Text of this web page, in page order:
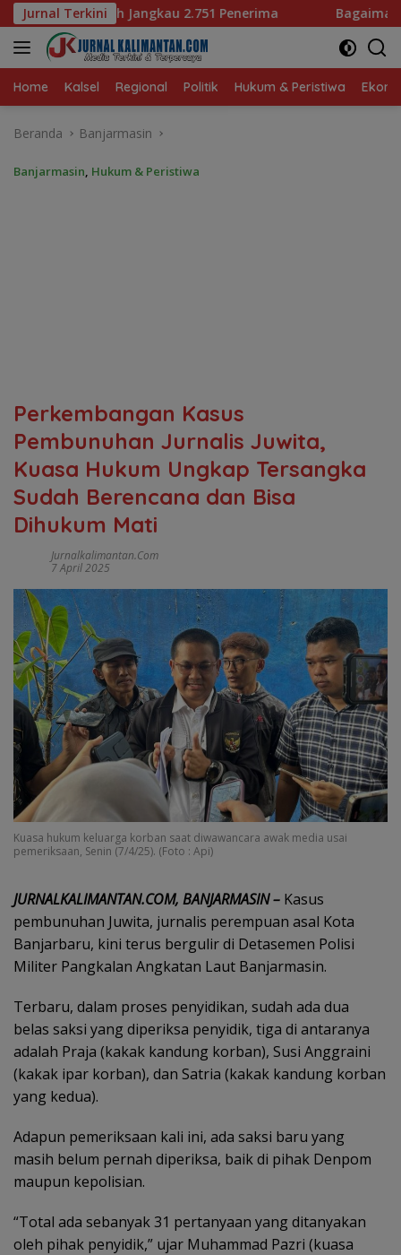
Langsung
ke
konten
Jurnal Terkini
Penerima Bagaimana KIP Hadapi Deepfake dan
Home Kalsel Regional Politik Hukum & Peristiwa
Beranda Banjarmasin
Banjarmasin, Hukum & Peristiwa
Perkembangan Kasus
Pembunuhan Jurnalis Juwita,
Kuasa Hukum Ungkap Tersangka
Sudah Berencana dan Bisa
Dihukum Mati
Jurnalkalimantan.com
7 April 2025
Kuasa hukum keluarga korban saat diwawancara awak media usai
pemeriksaan, Senin (7/4/25). (Foto : Api)
JURNALKALIMANTAN.COM, BANJARMASIN – Kasus
pembunuhan Juwita, jurnalis perempuan asal Kota
Banjarbaru, kini terus bergulir di Detasemen Polisi
Militer Pangkalan Angkatan Laut Banjarmasin.
Terbaru, dalam proses penyidikan, sudah ada dua
belas saksi yang diperiksa penyidik, tiga di antaranya
adalah Praja (kakak kandung korban), Susi Anggraini
(kakak ipar korban), dan Satria (kakak kandung korban
yang kedua).
Adapun pemeriksaan kali ini, ada saksi baru yang
masih belum pernah diperiksa, baik di pihak Denpom
maupun kepolisian.
“Total ada sebanyak 31 pertanyaan yang ditanyakan
oleh pihak penyidik,” ujar Muhammad Pazri (kuasa